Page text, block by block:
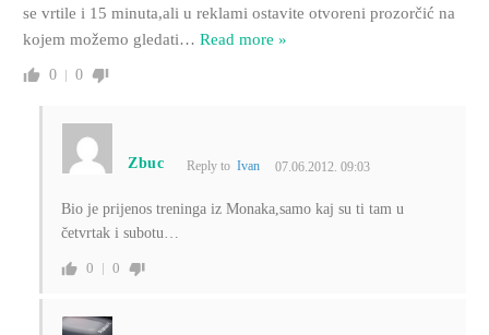
se vrtile i 15 minuta,ali u reklami ostavite otvoreni prozorčić na
kojem možemo gledati… Read more »
0 0
Zbuc Reply to Ivan 07.06.2012. 09:03
Bio je prijenos treninga iz Monaka,samo kaj su ti tam u
četvrtak i subotu…
0 0